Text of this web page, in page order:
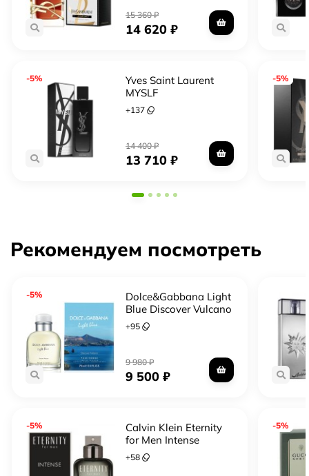
15 360₽
14 620₽
-5%
Yves Saint Laurent
MYSLF
+137
14 400₽
13 710₽
-5%
Рекомендуем посмотреть
-5%
Dolce&Gabbana Light
Blue Discover Vulcano
+95
9 980₽
9 500₽
-5%
Calvin Klein Eternity
for Men Intense
+58
-5%